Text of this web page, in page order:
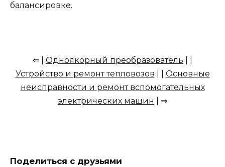
балансировке.
⇐ | Одноякорный преобразователь
Устройство и ремонт тепловозов
Основные
неисправности и ремонт вспомогательных
электрических машин
| ⇒
Поделиться с друзьями